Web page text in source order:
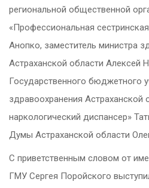
региональной общественной
«Профессиональная
Анопко, заместитель министра
Астраханской области Алексей
Государственного бюджетного
здравоохранения Астраханской
наркологический диспансер»
Думы Астраханской области
С приветственным словом от
ГМУ Сергея Поройского